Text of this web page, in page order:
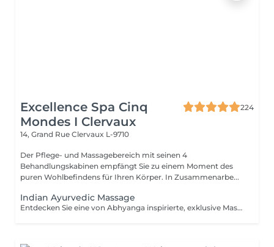
Excellence Spa Cinq
Mondes I Clervaux
224
14, Grand Rue Clervaux L-9710
Der Pflege- und Massagebereich mit seinen 4
Behandlungskabinen empfängt Sie zu einem Moment des
puren Wohlbefindens für Ihren Körper. In Zusammenarbe...
Indian Ayurvedic Massage
Entdecken Sie eine von Abhyanga inspirierte, exklusive Massage, veredelt mit kostbaren Ölen aus Sesam, Moringa und Chaulmoogra. Der harmonische Wechsel aus langsamen und dynamischen, zugleich belebenden und umhüllenden Bewegungen, verbunden mit sanften Dehnungen, löst Spannungen, aktiviert die Lebensenergie und hinterlässt ein Gefühl von Leichtigkeit, Vitalität und vollkommener Balance. Die Dauer der Behandlung (60min) umfasst die Installation und die integrierte Entspannungsphase (10 Min.).